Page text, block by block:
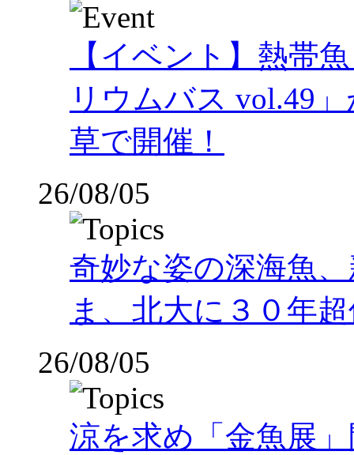
【イベント】熱帯
リウムバス vol.49
草で開催！
26/08/05
奇妙な姿の深海魚
ま、北大に３０年
26/08/05
涼を求め「金魚展